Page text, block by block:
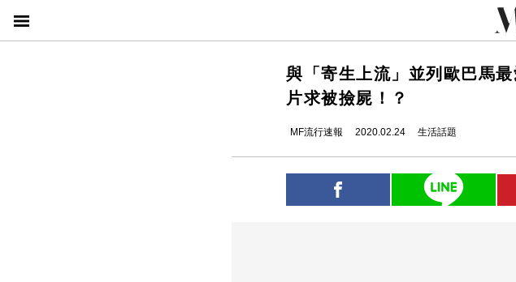
與「寄生上流」並列歐巴馬
片求被撿屍！？
MF流行速報 2020.02.24 生活話題